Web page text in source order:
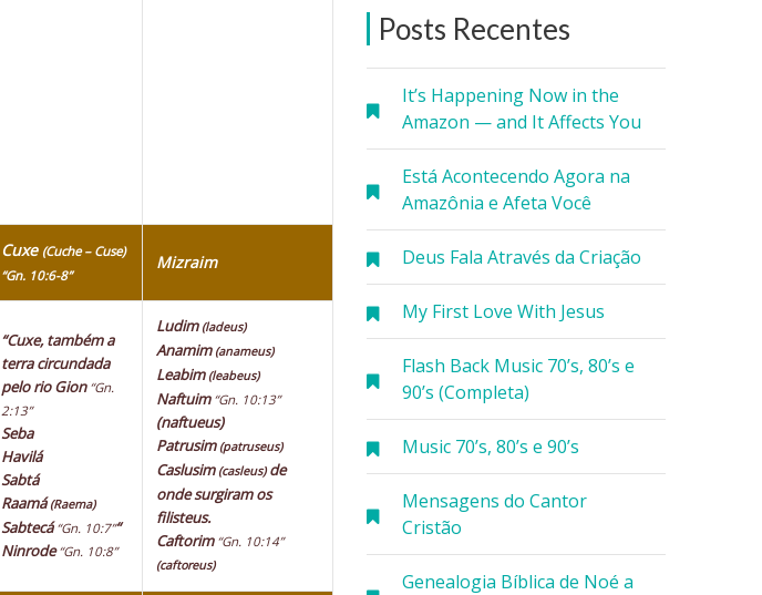
Posts Recentes
It’s Happening Now in the
Amazon — and It Affects You
Está Acontecendo Agora na
Amazônia e Afeta Você
Deus Fala Através da Criação
My First Love With Jesus
Flash Back Music 70’s, 80’s e
90’s (Completa)
Music 70’s, 80’s e 90’s
Mensagens do Cantor
Cristão
Genealogia Bíblica de Noé a
Cuxe (Cuche – Cuse)
“Gn. 10:6-8”
Mizraim
“Cuxe, também a
terra circundada
pelo rio Gion “Gn.
2:13”
Seba
Havilá
Sabtá
Raamá(Raema)
Sabtecá“Gn. 10:7”“
Ninrode“Gn. 10:8”
Ludim (ladeus)
Anamim (anameus)
Leabim (leabeus)
Naftuim “Gn. 10:13”
(naftueus)
Patrusim (patruseus)
Caslusim (casleus)de
onde surgiram os
filisteus.
Caftorim “Gn. 10:14”
(caftoreus)